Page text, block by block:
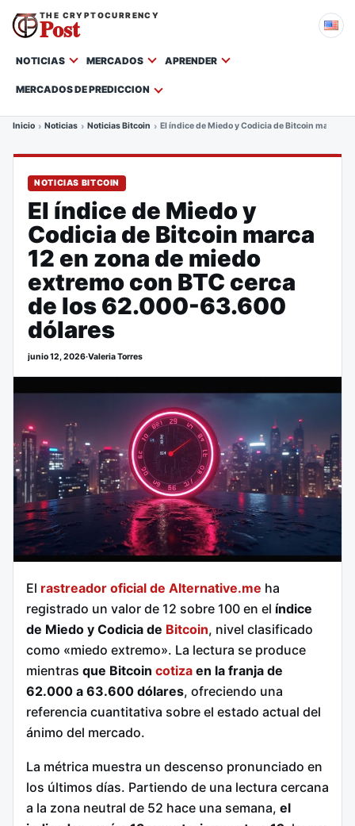
THE CRYPTOCURRENCY
Post
NOTICIAS MERCADOS APRENDER
MERCADOS DE PREDICCION
Inicio Noticias Noticias Bitcoin El índice de Miedo y Codicia de Bitcoin marca
NOTICIAS BITCOIN
El índice de Miedo y
Codicia de Bitcoin marca
12 en zona de miedo
extremo con BTC cerca
de los 62.000-63.600
dólares
junio 12, 2026·Valeria Torres
El rastreador oficial de Alternative.me ha
registrado un valor de 12 sobre 100 en el índice
de Miedo y Codicia de Bitcoin, nivel clasificado
como «miedo extremo». La lectura se produce
mientras que Bitcoin cotiza en la franja de
62.000 a 63.600 dólares, ofreciendo una
referencia cuantitativa sobre el estado actual del
ánimo del mercado.
La métrica muestra un descenso pronunciado en
los últimos días. Partiendo de una lectura cercana
a la zona neutral de 52 hace una semana, el